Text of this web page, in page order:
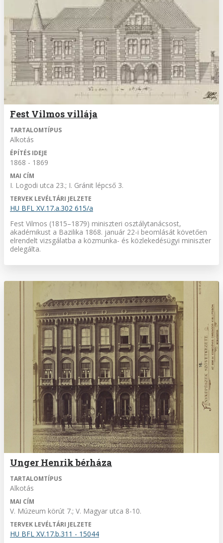
Fest Vilmos villája
TARTALOMTÍPUS
Alkotás
ÉPÍTÉS IDEJE
1868 - 1869
MAI CÍM
I. Logodi utca 23.; I. Gránit lépcső 3.
TERVEK LEVÉLTÁRI JELZETE
HU BFL XV.17.a.302 615/a
Fest Vilmos (1815–1879) miniszteri osztálytanácsost,
akadémikust a Bazilika 1868. január 22-i beomlását követően
elrendelt vizsgálatba a közmunka- és közlekedésügyi miniszter
delegálta.
Unger Henrik bérháza
TARTALOMTÍPUS
Alkotás
MAI CÍM
V. Múzeum körút 7.; V. Magyar utca 8-10.
TERVEK LEVÉLTÁRI JELZETE
HU BFL XV.17.b.311 - 15044